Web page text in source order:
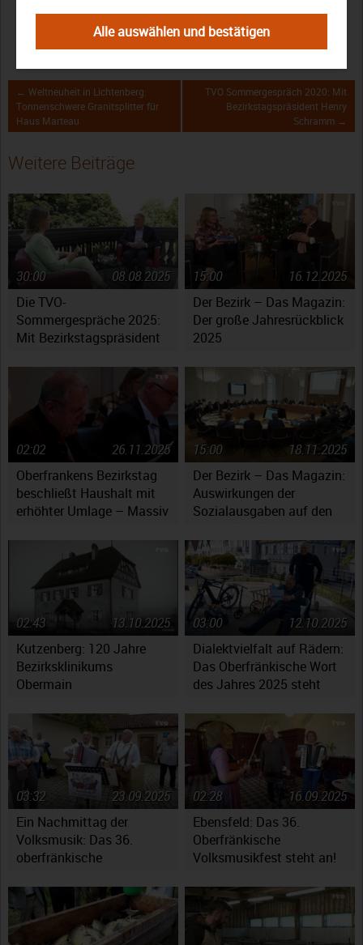
TVO Sommergespräch
← Weltneuheit in Lichtenberg:
Tonnenschwere Granitsplitter für
Haus Marteau
TVO Sommergespräch 2020: Mit
Bezirkstagspräsident Henry
Schramm →
Weitere Beiträge
Die TVO-
Sommergespräche 2025:
Mit Bezirkstagspräsident
08.08.2025
30:00
Der Bezirk – Das Magazin:
Der große Jahresrückblick
2025
16.12.2025
15:00
Oberfrankens Bezirkstag
beschließt Haushalt mit
erhöhter Umlage – Massiv
26.11.2025
02:02
Der Bezirk – Das Magazin:
Auswirkungen der
Sozialausgaben auf den
18.11.2025
15:00
Kutzenberg: 120 Jahre
Bezirksklinikums
Obermain
13.10.2025
02:43
Dialektvielfalt auf Rädern:
Das Oberfränkische Wort
des Jahres 2025 steht
12.10.2025
03:00
Ein Nachmittag der
Volksmusik: Das 36.
oberfränkische
Ebensfeld
23.09.2025
03:32
Ebensfeld: Das 36.
Oberfränkische
Volksmusikfest steht an!
16.09.2025
02:28
Alle auswählen und bestätigen